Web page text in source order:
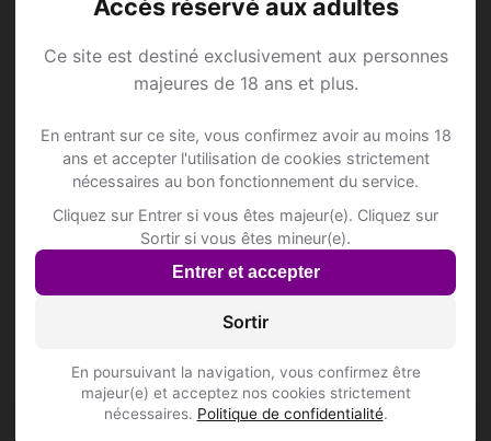
Accès réservé aux adultes
Ce site est destiné exclusivement aux personnes
majeures de 18 ans et plus.
En entrant sur ce site, vous confirmez avoir au moins 18
ans et accepter l'utilisation de cookies strictement
nécessaires au bon fonctionnement du service.
Cliquez sur Entrer si vous êtes majeur(e). Cliquez sur
Sortir si vous êtes mineur(e).
Entrer et accepter
Sortir
En poursuivant la navigation, vous confirmez être
majeur(e) et acceptez nos cookies strictement
nécessaires. Politique de confidentialité.
Annonce Rencontre à
Rejoins les membres de Dierikon et des
alentours !
S'inscrire gratuitement
Questions fréquentes